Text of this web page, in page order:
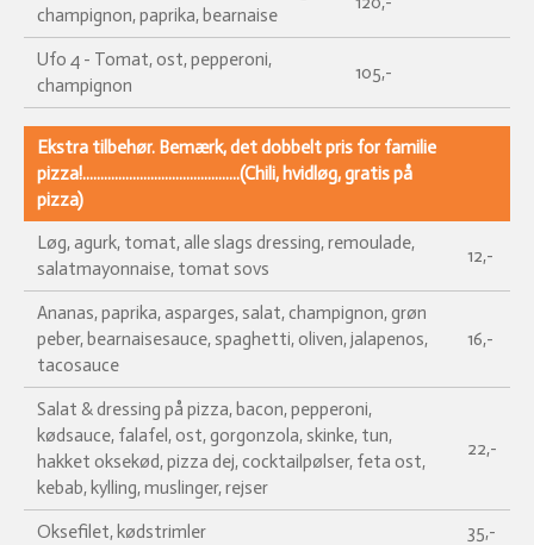
champignon, paprika, bearnaise
Ufo 4 - Tomat, ost, pepperoni,
champignon
105,-
Ekstra tilbehør. Bemærk, det dobbelt pris for familie
pizza!............................................(Chili, hvidløg, gratis på
pizza)
Løg, agurk, tomat, alle slags dressing, remoulade,
salatmayonnaise, tomat sovs
12,-
Ananas, paprika, asparges, salat, champignon, grøn
peber, bearnaisesauce, spaghetti, oliven, jalapenos,
tacosauce
16,-
Salat & dressing på pizza, bacon, pepperoni,
kødsauce, falafel, ost, gorgonzola, skinke, tun,
hakket oksekød, pizza dej, cocktailpølser, feta ost,
kebab, kylling, muslinger, rejser
22,-
Oksefilet, kødstrimler 35,-